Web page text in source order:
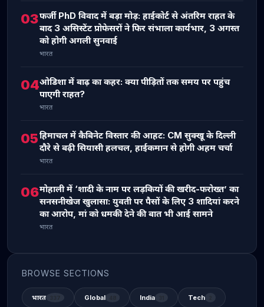
03फर्जी PhD विवाद में बड़ा मोड़: हाईकोर्ट से अंतरिम राहत के
बाद 3 असिस्टेंट प्रोफेसरों ने फिर संभाला कार्यभार, 3 अगस्त
को होगी अगली सुनवाई
भारत
04ओडिशा में बाढ़ का कहर: क्या पीड़ितों तक समय पर पहुंच
पाएगी राहत?
भारत
05हिमाचल में कैबिनेट विस्तार की आहट: CM सुक्खू के दिल्ली
दौरे से बढ़ी सियासी हलचल, हाईकमान से होगी अहम चर्चा
भारत
06मोहाली में ‘शादी के नाम पर लड़कियों की खरीद-फरोख्त’ का
सनसनीखेज खुलासा: युवती पर पैसों के लिए 3 शादियां करने
का आरोप, मां को धमकी देने की बात भी आई सामने
भारत
BROWSE SECTIONS
भारत Global India Tech